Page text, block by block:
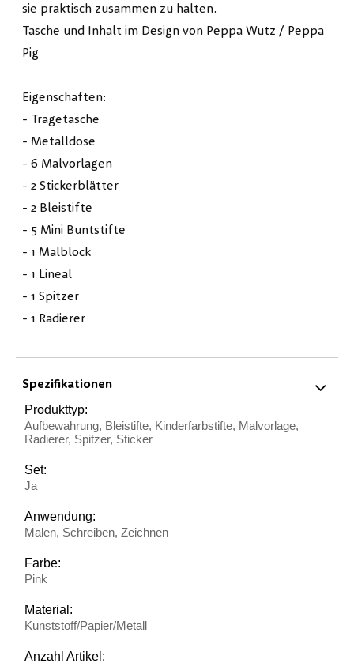
sie praktisch zusammen zu halten.
Tasche und Inhalt im Design von Peppa Wutz / Peppa
Pig
Eigenschaften:
- Tragetasche
- Metalldose
- 6 Malvorlagen
- 2 Stickerblätter
- 2 Bleistifte
- 5 Mini Buntstifte
- 1 Malblock
- 1 Lineal
- 1 Spitzer
- 1 Radierer
Spezifikationen
Produkttyp:
Aufbewahrung, Bleistifte, Kinderfarbstifte, Malvorlage,
Radierer, Spitzer, Sticker
Set:
Ja
Anwendung:
Malen, Schreiben, Zeichnen
Farbe:
Pink
Material:
Kunststoff/Papier/Metall
Anzahl Artikel: